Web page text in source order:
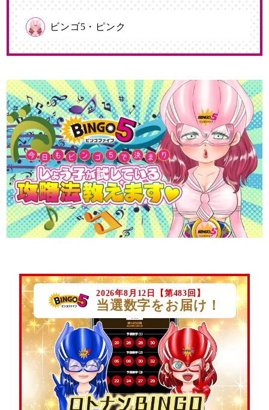
金運上昇★金運・幸運・開運ナビ
ロト・ナンバーズ予想☆的中！攻略ナビ
ロトナンBINGO爆当て当選数字
ロト・ナンバーズ・ビンゴ5を攻略する最強メ
ソッドのご紹介
アクセスランキング
数字選択式宝くじ購入方法
最新の当選番号
ビンゴ5・ピンク
2026年8月12日【第483回】
当選数字をお届け！